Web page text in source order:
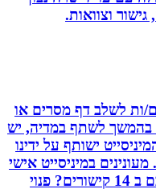
וצוואות.
לשלב דף מסרים או
לשתף במדיה, יש
ישותף על ידינו
במיניסייט אישי
שיחשוף את כל הקמפיין שלכם ב 14 קישורים? פנוי